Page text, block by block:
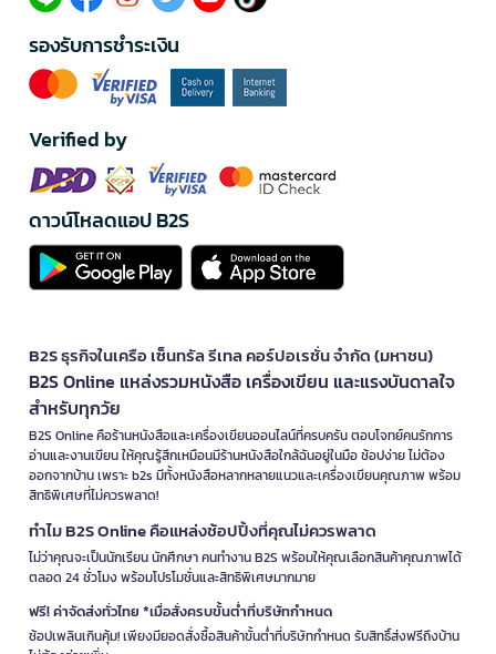
รองรับการชำระเงิน
Verified by
ดาวน์โหลดแอป B2S
B2S ธุรกิจในเครือ เซ็นทรัล รีเทล คอร์ปอเรชั่น จำกัด (มหาชน)
B2S Online แหล่งรวมหนังสือ เครื่องเขียน และแรงบันดาลใจ
สำหรับทุกวัย
B2S Online คือร้านหนังสือและเครื่องเขียนออนไลน์ที่ครบครัน ตอบโจทย์คนรักการ
อ่านและงานเขียน ให้คุณรู้สึกเหมือนมีร้านหนังสือใกล้ฉันอยู่ในมือ ช้อปง่าย ไม่ต้อง
ออกจากบ้าน เพราะ b2s มีทั้งหนังสือหลากหลายแนวและเครื่องเขียนคุณภาพ พร้อม
สิทธิพิเศษที่ไม่ควรพลาด!
ทำไม B2S Online คือแหล่งช้อปปิ้งที่คุณไม่ควรพลาด
ไม่ว่าคุณจะเป็นนักเรียน นักศึกษา คนทำงาน B2S พร้อมให้คุณเลือกสินค้าคุณภาพได้
ตลอด 24 ชั่วโมง พร้อมโปรโมชั่นและสิทธิพิเศษมากมาย
ฟรี! ค่าจัดส่งทั่วไทย *เมื่อสั่งครบขั้นต่ำที่บริษัทกำหนด
ช้อปเพลินเกินคุ้ม! เพียงมียอดสั่งซื้อสินค้าขั้นต่ำที่บริษัทกำหนด รับสิทธิ์ส่งฟรีถึงบ้าน